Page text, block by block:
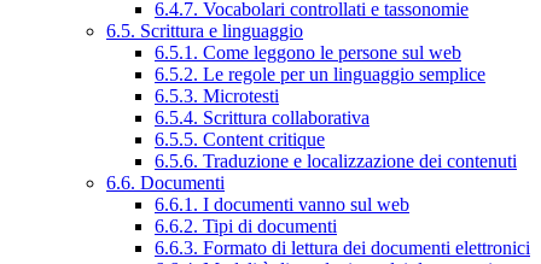
6.4.7. Vocabolari controllati e tassonomie
6.5. Scrittura e linguaggio
6.5.1. Come leggono le persone sul web
6.5.2. Le regole per un linguaggio semplice
6.5.3. Microtesti
6.5.4. Scrittura collaborativa
6.5.5. Content critique
6.5.6. Traduzione e localizzazione dei contenuti
6.6. Documenti
6.6.1. I documenti vanno sul web
6.6.2. Tipi di documenti
6.6.3. Formato di lettura dei documenti elettronici